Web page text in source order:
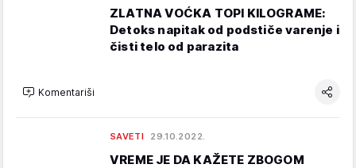
ZLATNA VOĆKA TOPI KILOGRAME:
Detoks napitak od podstiče varenje i
čisti telo od parazita
Komentariši
SAVETI 29.10.2022.
VREME JE DA KAŽETE ZBOGOM